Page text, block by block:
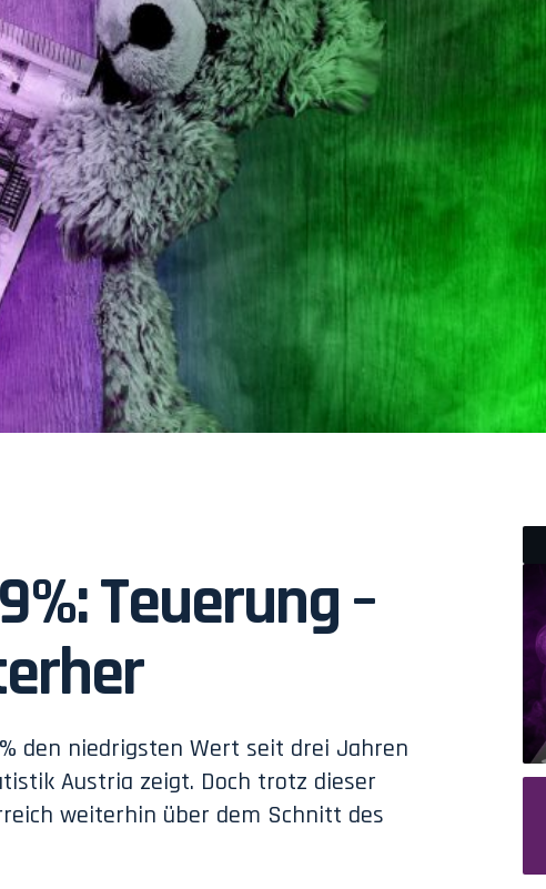
Teuerung –
den niedrigsten Wert seit drei Jahren
Austria zeigt. Doch trotz dieser
weiterhin über dem Schnitt des